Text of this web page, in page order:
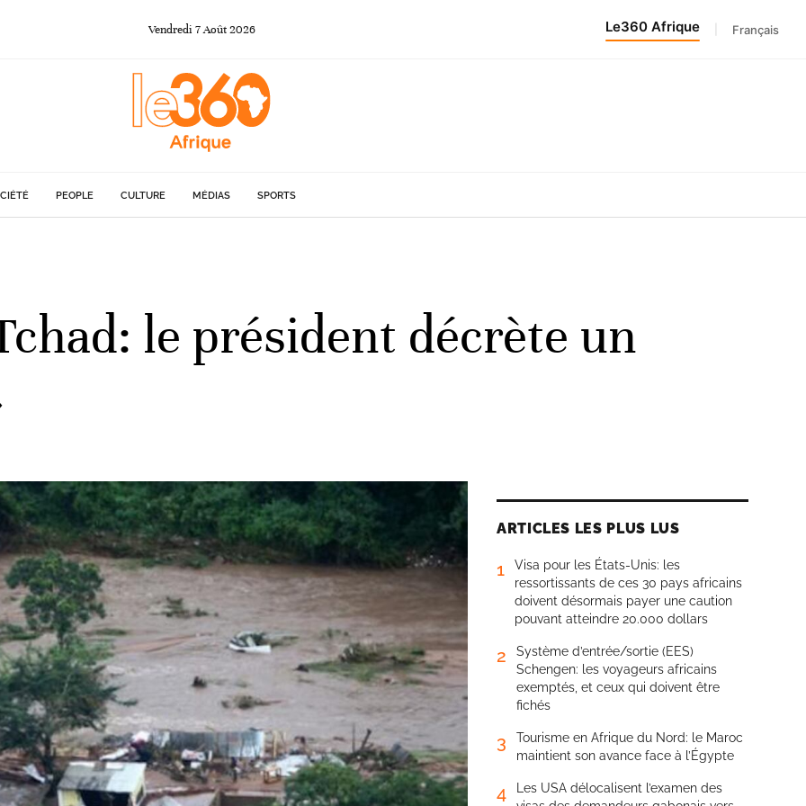
Vendredi 7Août 2026 Le360 Afrique Français
PEOPLE CULTURE MÉDIAS SPORTS
le président décrète un
ARTICLES LES PLUS LUS
1
Visa pour les États-Unis: les
ressortissants de ces 30 pays africains
doivent désormais payer une caution
pouvant atteindre 20.000 dollars
2
Système d’entrée/sortie (EES)
Schengen: les voyageurs africains
exemptés, et ceux qui doivent être
fichés
3
Tourisme en Afrique du Nord: le Maroc
maintient son avance face à l’Égypte
4
Les USA délocalisent l’examen des